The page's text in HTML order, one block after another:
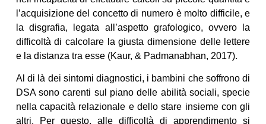
l’acquisizione del concetto di numero è molto difficile, e
la disgrafia, legata all’aspetto grafologico, ovvero la
difficoltà di calcolare la giusta dimensione delle lettere
e la distanza tra esse (Kaur, & Padmanabhan, 2017).
Al di là dei sintomi diagnostici, i bambini che soffrono di
DSA sono carenti sul piano delle abilità sociali, specie
nella capacità relazionale e dello stare insieme con gli
altri. Per questo, alle difficoltà di apprendimento si